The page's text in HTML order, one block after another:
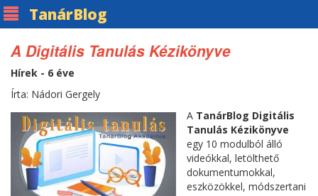
TanárBlog
A Digitális Tanulás Kézikönyve
Hírek - 6 éve
Írta: Nádori Gergely
A TanárBlog Digitális
Tanulás Kézikönyve
egy 10 modulból álló
videókkal, letölthető
dokumentumokkal,
eszközökkel, módszertani